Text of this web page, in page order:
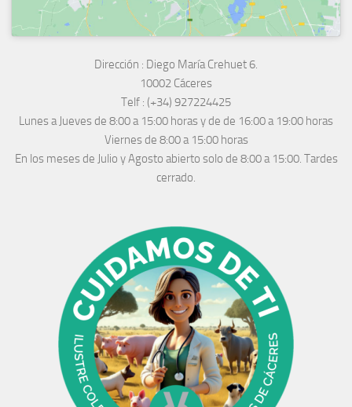
Dirección : Diego María Crehuet 6.
10002 Cáceres
Telf : (+34) 927224425
Lunes a Jueves de 8:00 a 15:00 horas y de de 16:00 a 19:00 horas
Viernes de 8:00 a 15:00 horas
En los meses de Julio y Agosto abierto solo de 8:00 a 15:00. Tardes
cerrado.